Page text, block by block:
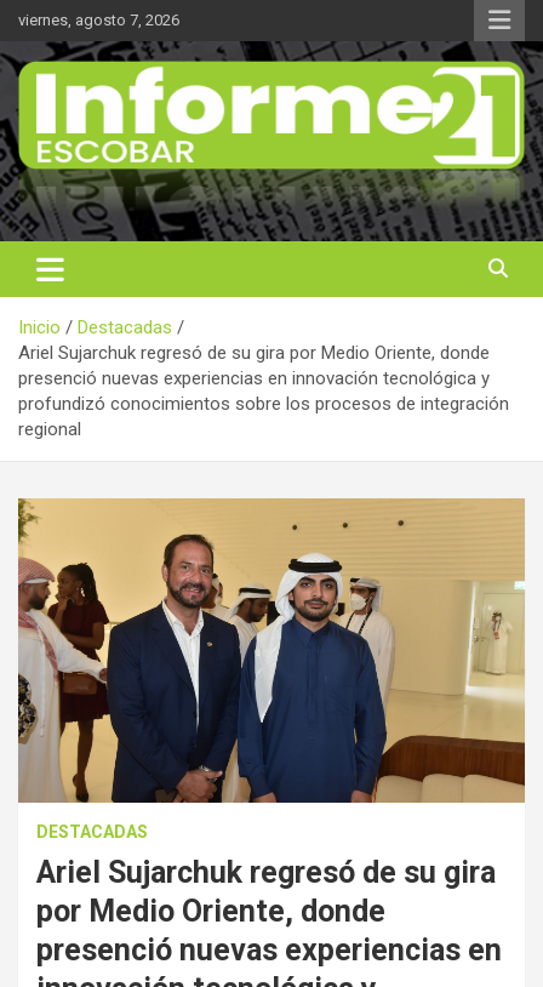
Saltar
contenido
viernes, agosto 7, 2026
Informe 21
Noticas reales
Inicio
Destacadas
Ariel Sujarchuk regresó de su gira por Medio Oriente, donde
presenció nuevas experiencias en innovación tecnológica y
profundizó conocimientos sobre los procesos de integración
regional
DESTACADAS
Ariel Sujarchuk regresó de su gira
por Medio Oriente, donde
presenció nuevas experiencias en